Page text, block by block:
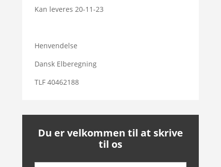
Kan leveres 20-11-23
Henvendelse
Dansk Elberegning
TLF 40462188
Du er velkommen til at skrive
til os